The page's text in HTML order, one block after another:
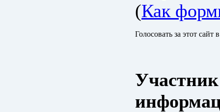
(Как
Голосовать за этот сайт